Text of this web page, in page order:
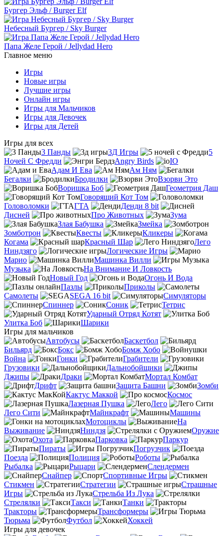
Бургер Эльф / Burger Elf
Небесный Бургер / Sky Burger
Папа Желе Герой / Jellydad Hero
Главное меню
Игры
Новые игры
Лучшие игры
Онлайн игры
Игры для Мальчиков
Игры для Девочек
Игры для Детей
Игры для всех
3 Панды
3Д Игры
5
Ночей С Фредди
Angry Birds
IO
Адам И Ева
Ам Ням
Бегалки
Бродилки
Взорви Это
Воришка Боб
Геометрия Даш
Говорящий Кот Том
Головоломки
ГТА
Денди 8 bit
Дисней
Про Животных
Зума
Злая Бабушка
Змейка
Зомботрон
Квесты
Кликеры
Когама
Красный Шар
Лего
Ниндзяго
Логические Игры
Марио
Машинка Вилли
Музыка
На Внимание И Ловкость
Новый Год
Огонь И Вода
Пазлы
Приколы
Самолеты
SEGA 16 bit
Симуляторы
Спиннер
Соник
Тетрис
Ударный Отряд Котят
Улитка Боб
Шарики
Игры для мальчиков
Автобусы
Баскетбол
Бильярд
Бокс
Бомж Хобо
Война
Гонки
Грабители
Грузовики
Дальнобойщики
Джипы
Драки
Мортал Комбат
Дрифт
Защита Башни
Зомби
Кактус Маккой
Космос
Лазерная Пушка
Лего
Лего Сити
Майнкрафт
Машины
Мотоциклы
На
Выживание
Ниндзя
Оружие
Охота
Парковка
Паркур
Пираты
Погрузчик
Поезда
Полиция
Роботы
Рыбалка
Рыцари
Слендермен
Снайпер
Спортивные Игры
Стикмен
Стратегии
Страшные
Игры
Стрельба Из Лука
Стрелялки
Такси
Танки
Тракторы
Трансформеры
Тюрьма
Футбол
Хоккей
Игры для девочек